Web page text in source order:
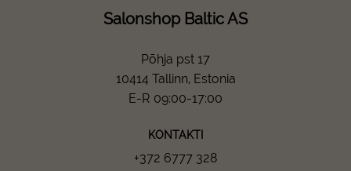
Salonshop Baltic AS
Põhja pst 17
10414 Tallinn, Estonia
E-R 09:00-17:00
KONTAKTI
+372 6777 328